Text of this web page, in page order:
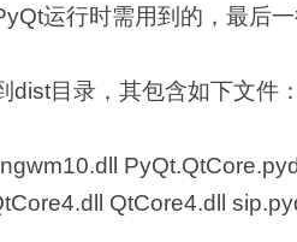
运行时需用到的，最后
dist目录，其包含如下文件
QtCore4.dll